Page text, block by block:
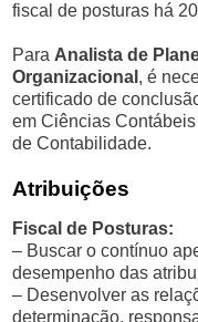
fiscal de posturas há
Para Analista de
Organizacional , é
certificado de
em Ciências
de Contabilidade.
Atribuições
Fiscal de Posturas:
– Buscar o contínuo
desempenho das
– Desenvolver as
determinação,